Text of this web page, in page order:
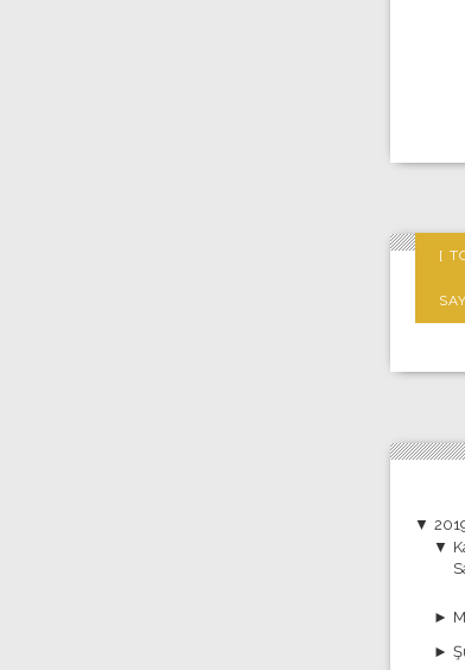
▼
▼
►
►